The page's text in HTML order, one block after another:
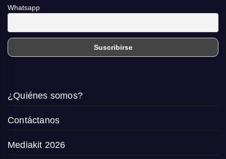
Whatsapp
¿Quiénes somos?
Contáctanos
Mediakit 2026